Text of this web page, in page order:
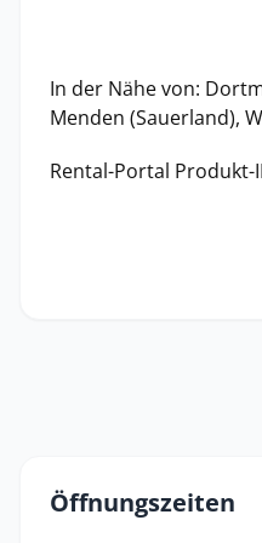
In der Nähe von:
Menden (Sauerland),
Rental-Portal Produkt-
Öffnungszeiten